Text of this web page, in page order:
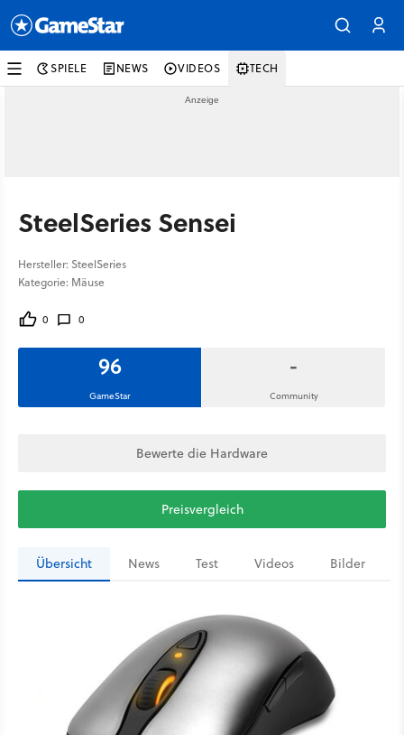
SPIELE NEWS VIDEOS TECH
SteelSeries Sensei
Hersteller: SteelSeries
Kategorie: Mäuse
0 0
96
GameStar
-
Community
Bewerte die Hardware
Preisvergleich
Übersicht News Test Videos Bilder